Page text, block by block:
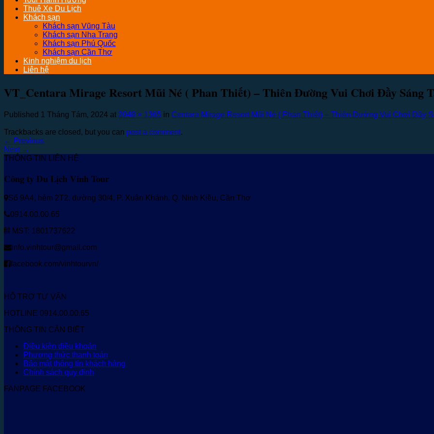
Thuê Xe Du Lịch
Khách sạn
Khách sạn Vũng Tàu
Khách sạn Nha Trang
Khách sạn Phú Quốc
Khách sạn Cần Thơ
Kinh nghiệm du lịch
Liên hệ
VT_Centara Mirage Resort Mũi Né ( Phan Thiết) – Thiên Đường Vui Chơi Đầy Sáng
Published 1 Tháng Tám, 2024 at 2048 × 1365 in Centara Mirage Resort Mũi Né ( Phan Thiết) – Thiên Đường Vui Chơi Đầy
Trackbacks are closed, but you can post a comment.
← Previous
Next →
THÔNG TIN LIÊN HỆ
Công ty Du Lịch Vinh Tour
Số 9A4, hẻm 2T2, đường 30/4, P. Xuân Khánh, Q. Ninh Kiều, Cần Thơ
0914.00.00.65
MST: 1801737622
info.vinhtour@gmail.com
facebook.com/vinhtourvn/
HỖ TRỢ TƯ VẤN
HOTLINE 0914.00.00.65
THÔNG TIN CẦN BIẾT
Điều kiện điều khoản
Phương thức thanh toán
Bảo mật thông tin khách hàng
Chính sách quy định
FANPAGE FACEBOOK